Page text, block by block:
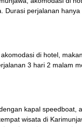
perjalanan hanya
di hotel,
3 hari 2 malam
kapal speedboat,
wisata diPaket